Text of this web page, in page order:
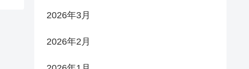
2026年3月
2026年2月